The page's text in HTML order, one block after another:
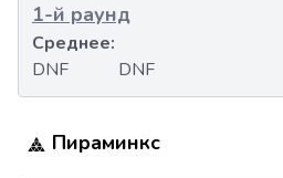
1-й раунд
DNF DNF
Среднее:
Пираминкс